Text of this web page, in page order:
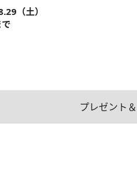
（土）
プレゼント